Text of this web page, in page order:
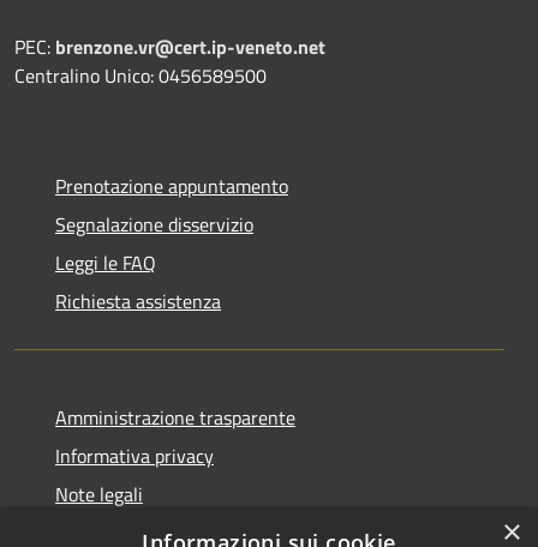
PEC: brenzone.vr@cert.ip-veneto.net
Centralino Unico: 0456589500
Prenotazione appuntamento
Segnalazione disservizio
Leggi le FAQ
Richiesta assistenza
Amministrazione trasparente
Informativa privacy
Note legali
Dichiarazione di accessibilità
×